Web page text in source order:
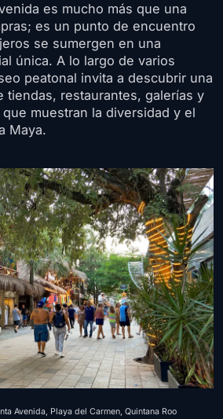
es mucho más que una
es un punto de encuentro
se sumergen en una
única. A lo largo de varios
peatonal invita a descubrir una
tiendas, restaurantes, galerías y
muestran la diversidad y el
Maya.
Avenida, Playa del Carmen, Quintana Roo